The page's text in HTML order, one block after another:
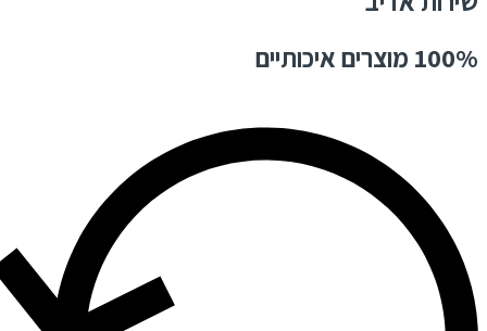
100% מוצרים איכותיים